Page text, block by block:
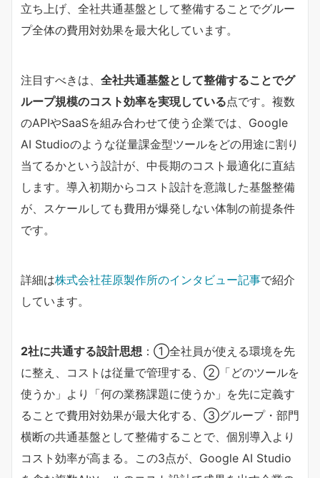
立ち上げ、全社共通基盤として整備することでグルー
プ全体の費用対効果を最大化しています。
注目すべきは、​ ​全社共通基盤として整備することでグ
ループ規模のコスト効率を実現している​​点です。複数
のAPIやSaaSを組み合わせて使う企業では、Google
AI Studioのような従量課金型ツールをどの用途に割り
当てるかという設計が、中長期のコスト最適化に直結
します。導入初期からコスト設計を意識した基盤整備
が、スケールしても費用が爆発しない体制の前提条件
です。
詳細は株式会社荏原製作所のインタビュー記事で紹介
しています。
2社に共通する設計思想​ ​：①全社員が使える環境を先
に整え、コストは従量で管理する、②「どのツールを
使うか」より「何の業務課題に使うか」を先に定義す
ることで費用対効果が最大化する、③グループ・部門
横断の共通基盤として整備することで、個別導入より
コスト効率が高まる。この3点が、Google AI Studio